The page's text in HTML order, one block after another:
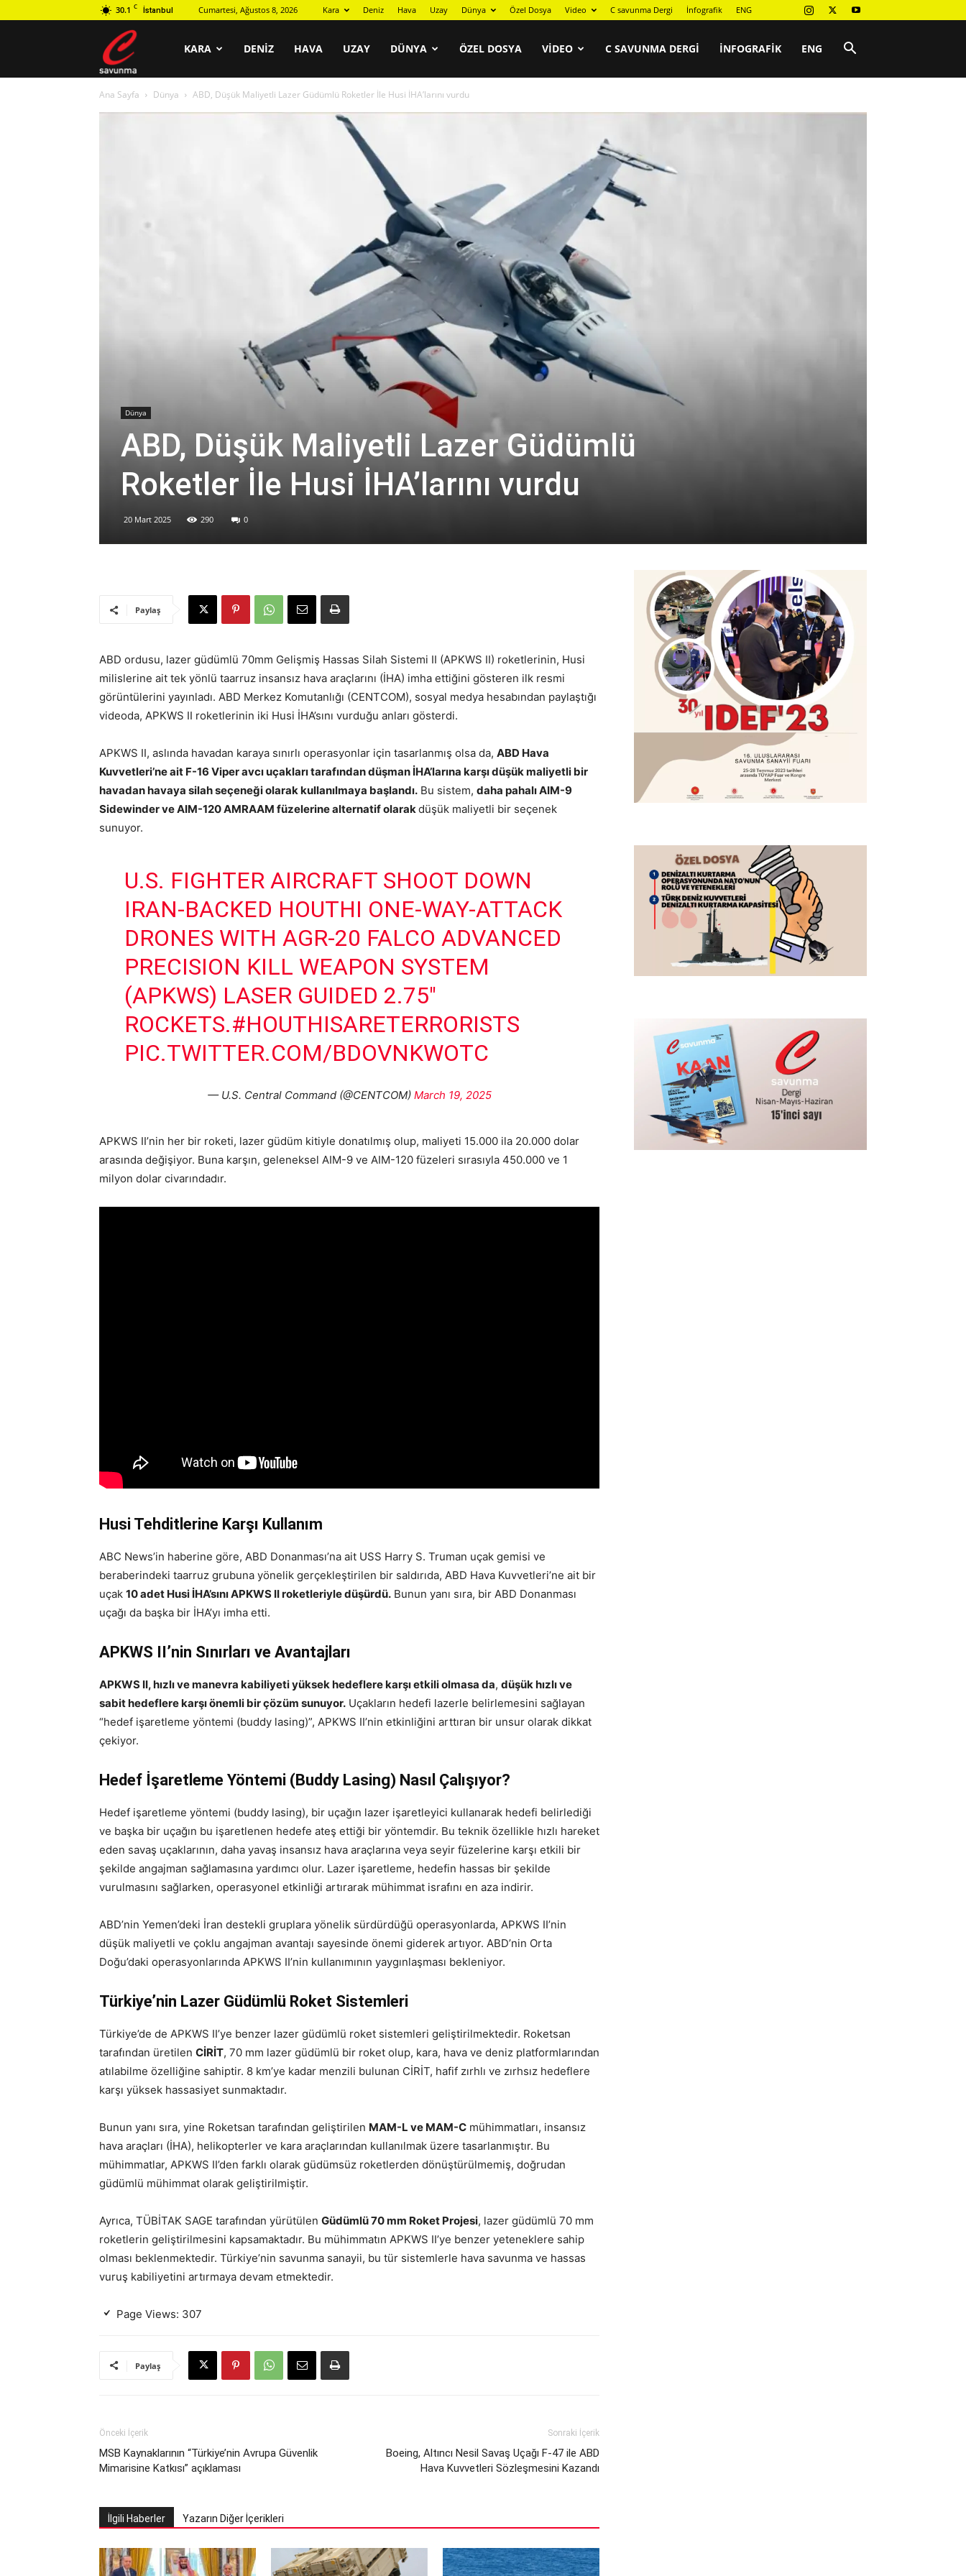
30.1 C İstanbul Cumartesi, Ağustos 8, 2026 Kara Deniz Hava Uzay Dünya Özel Dosya Video C savunma Dergi İnfografik ENG
KARA DENIZ HAVA UZAY DÜNYA ÖZEL DOSYA VIDEO C SAVUNMA DERGI İNFOGRAFIK ENG
Ana Sayfa Dünya ABD, Düşük Maliyetli Lazer Güdümlü Roketler İle Husi İHA’larını vurdu
Dünya
ABD, Düşük Maliyetli Lazer Güdümlü
Roketler İle Husi İHA’larını vurdu
20 Mart 2025 290 0
Paylaş
ABD ordusu, lazer güdümlü 70mm Gelişmiş Hassas Silah Sistemi II (APKWS II) roketlerinin, Husi
milislerine ait tek yönlü taarruz insansız hava araçlarını (İHA) imha ettiğini gösteren ilk resmi
görüntülerini yayınladı. ABD Merkez Komutanlığı (CENTCOM), sosyal medya hesabından paylaştığı
videoda, APKWS II roketlerinin iki Husi İHA’sını vurduğu anları gösterdi.
APKWS II, aslında havadan karaya sınırlı operasyonlar için tasarlanmış olsa da, ABD Hava
Kuvvetleri’ne ait F-16 Viper avcı uçakları tarafından düşman İHA’larına karşı düşük maliyetli bir
havadan havaya silah seçeneği olarak kullanılmaya başlandı. Bu sistem, daha pahalı AIM-9
Sidewinder ve AIM-120 AMRAAM füzelerine alternatif olarakdüşük maliyetli bir seçenek
sunuyor.
U.S. FIGHTER AIRCRAFT SHOOT DOWN
IRAN-BACKED HOUTHI ONE-WAY-ATTACK
DRONES WITH AGR-20 FALCO ADVANCED
PRECISION KILL WEAPON SYSTEM
(APKWS) LASER GUIDED 2.75"
ROCKETS.#HOUTHISARETERRORISTS
PIC.TWITTER.COM/BDOVNKWOTC
— U.S. Central Command (@CENTCOM) March 19, 2025
APKWS II’nin her bir roketi, lazer güdüm kitiyle donatılmış olup, maliyeti 15.000 ila 20.000 dolar
arasında değişiyor. Buna karşın, geleneksel AIM-9 ve AIM-120 füzeleri sırasıyla 450.000 ve 1
milyon dolar civarındadır.
Husi Tehditlerine Karşı Kullanım
ABC News’in haberine göre, ABD Donanması’na ait USS Harry S. Truman uçak gemisi ve
beraberindeki taarruz grubuna yönelik gerçekleştirilen bir saldırıda, ABD Hava Kuvvetleri’ne ait bir
uçak 10 adet Husi İHA’sını APKWS II roketleriyle düşürdü. Bunun yanı sıra, bir ABD Donanması
uçağı da başka bir İHA’yı imha etti.
APKWS II’nin Sınırları ve Avantajları
APKWS II, hızlı ve manevra kabiliyeti yüksek hedeflere karşı etkili olmasa da, düşük hızlı ve
sabit hedeflere karşı önemli bir çözüm sunuyor. Uçakların hedefi lazerle belirlemesini sağlayan
“hedef işaretleme yöntemi (buddy lasing)”, APKWS II’nin etkinliğini arttıran bir unsur olarak dikkat
çekiyor.
Hedef İşaretleme Yöntemi (Buddy Lasing) Nasıl Çalışıyor?
Hedef işaretleme yöntemi (buddy lasing), bir uçağın lazer işaretleyici kullanarak hedefi belirlediği
ve başka bir uçağın bu işaretlenen hedefe ateş ettiği bir yöntemdir. Bu teknik özellikle hızlı hareket
eden savaş uçaklarının, daha yavaş insansız hava araçlarına veya seyir füzelerine karşı etkili bir
şekilde angajman sağlamasına yardımcı olur. Lazer işaretleme, hedefin hassas bir şekilde
vurulmasını sağlarken, operasyonel etkinliği artırarak mühimmat israfını en aza indirir.
ABD’nin Yemen’deki İran destekli gruplara yönelik sürdürdüğü operasyonlarda, APKWS II’nin
düşük maliyetli ve çoklu angajman avantajı sayesinde önemi giderek artıyor. ABD’nin Orta
Doğu’daki operasyonlarında APKWS II’nin kullanımının yaygınlaşması bekleniyor.
Türkiye’nin Lazer Güdümlü Roket Sistemleri
Türkiye’de de APKWS II’ye benzer lazer güdümlü roket sistemleri geliştirilmektedir. Roketsan
tarafından üretilen CİRİT, 70 mm lazer güdümlü bir roket olup, kara, hava ve deniz platformlarından
atılabilme özelliğine sahiptir. 8 km’ye kadar menzili bulunan CİRİT, hafif zırhlı ve zırhsız hedeflere
karşı yüksek hassasiyet sunmaktadır.
Bunun yanı sıra, yine Roketsan tarafından geliştirilen MAM-L ve MAM-C mühimmatları, insansız
hava araçları (İHA), helikopterler ve kara araçlarından kullanılmak üzere tasarlanmıştır. Bu
mühimmatlar, APKWS II’den farklı olarak güdümsüz roketlerden dönüştürülmemiş, doğrudan
güdümlü mühimmat olarak geliştirilmiştir.
Ayrıca, TÜBİTAK SAGE tarafından yürütülen Güdümlü 70 mm Roket Projesi, lazer güdümlü 70 mm
roketlerin geliştirilmesini kapsamaktadır. Bu mühimmatın APKWS II’ye benzer yeteneklere sahip
olması beklenmektedir. Türkiye’nin savunma sanayii, bu tür sistemlerle hava savunma ve hassas
vuruş kabiliyetini artırmaya devam etmektedir.
Page Views: 307
Paylaş
Önceki İçerik
MSB Kaynaklarının “Türkiye’nin Avrupa Güvenlik
Mimarisine Katkısı” açıklaması
Sonraki İçerik
Boeing, Altıncı Nesil Savaş Uçağı F-47 ile ABD
Hava Kuvvetleri Sözleşmesini Kazandı
İlgili Haberler Yazarın Diğer İçerikleri